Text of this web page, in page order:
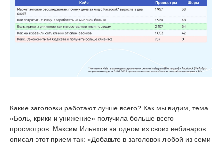
Какие заголовки работают лучше всего? Как мы видим, тема
«Боль, крики и унижение» получила больше всего
просмотров. Максим Ильяхов на одном из своих вебинаров
описал этот прием так: «Добавьте в заголовок любой из семи